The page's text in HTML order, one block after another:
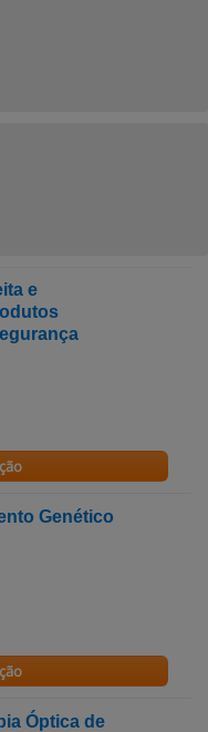
e
Genético
Óptica de